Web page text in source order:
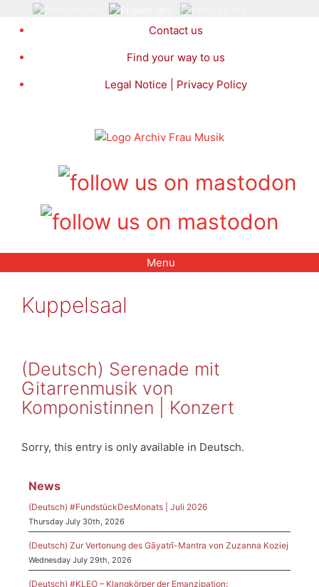
Contact us
Find your way to us
Legal Notice | Privacy Policy
Menu
Kuppelsaal
(Deutsch) Serenade mit
Gitarrenmusik von
Komponistinnen | Konzert
Sorry, this entry is only available in Deutsch.
News
(Deutsch) #FundstückDesMonats | Juli 2026
Thursday July 30th, 2026
(Deutsch) Zur Vertonung des Gāyatrī-Mantra von Zuzanna Koziej
Wednesday July 29th, 2026
(Deutsch) #KLEO – Klangkörper der Emanzipation: